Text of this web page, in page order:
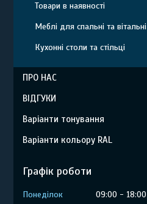
Товари в наявності
Меблі для спальні та вітальні
Кухонні столи та стільці
ПРО НАС
ВІДГУКИ
Варіанти тонування
Варіанти кольору RAL
Графік роботи
Понеділок 09:00
18:00